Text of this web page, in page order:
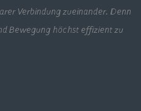
Verbindung zueinander. Denn
Bewegung höchst effizient zu